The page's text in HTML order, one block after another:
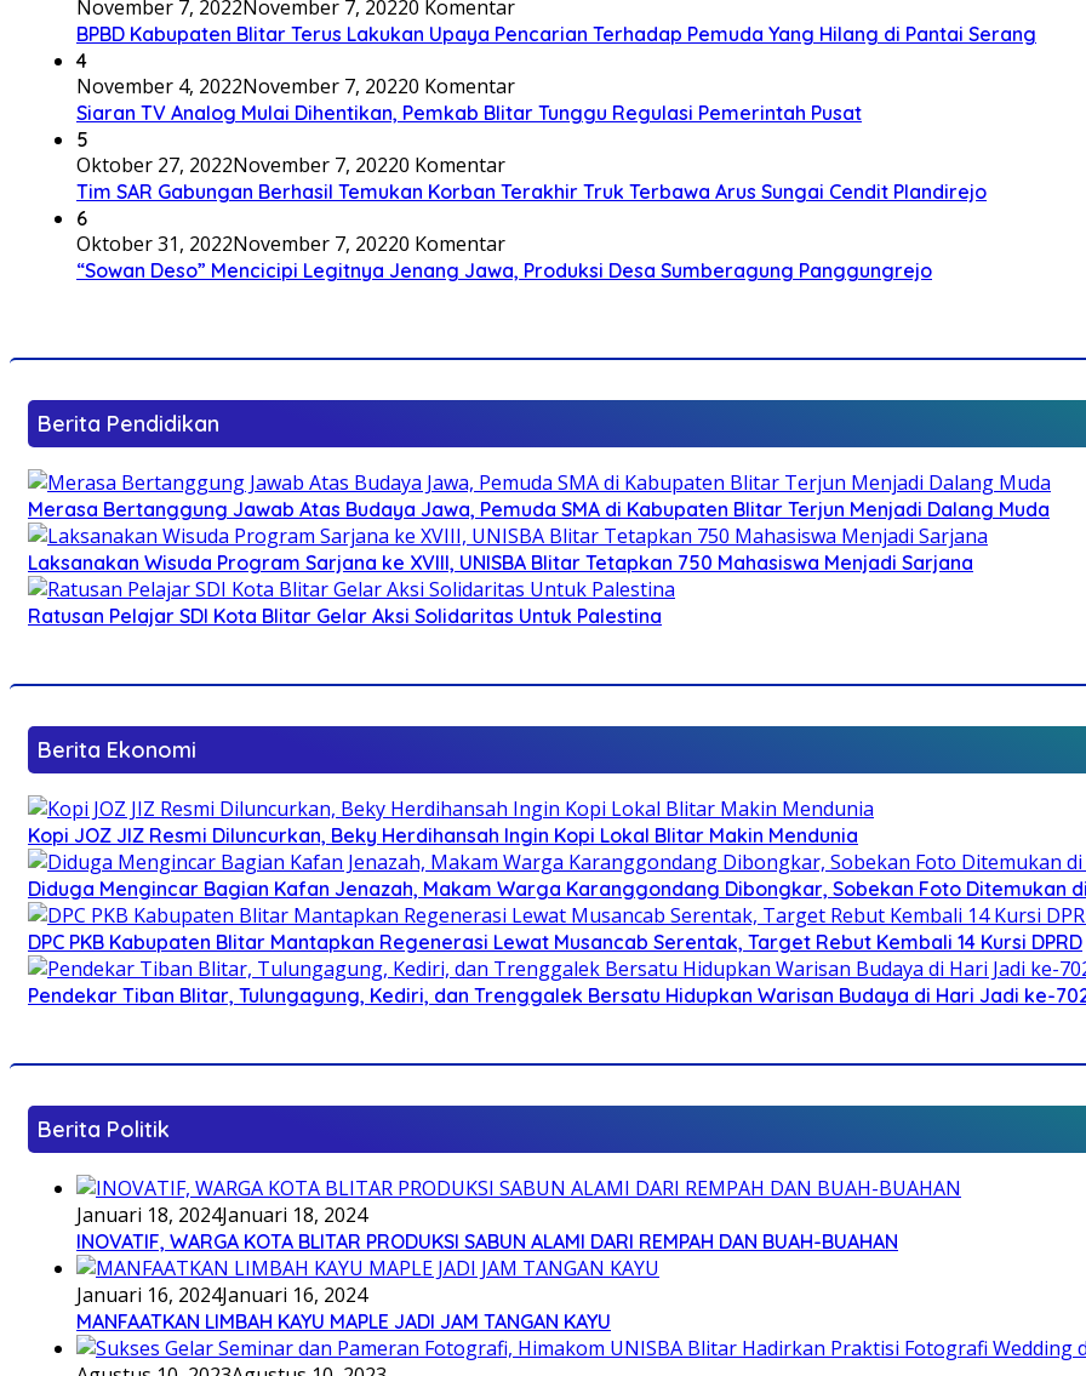
November 7, 2022November 7, 20220 Komentar
BPBD Kabupaten Blitar Terus Lakukan Upaya Pencarian Terhadap Pemuda Yang Hilang di Pantai Serang
4
November 4, 2022November 7, 20220 Komentar
Siaran TV Analog Mulai Dihentikan, Pemkab Blitar Tunggu Regulasi Pemerintah Pusat
5
Oktober 27, 2022November 7, 20220 Komentar
Tim SAR Gabungan Berhasil Temukan Korban Terakhir Truk Terbawa Arus Sungai Cendit Plandirejo
6
Oktober 31, 2022November 7, 20220 Komentar
“Sowan Deso” Mencicipi Legitnya Jenang Jawa, Produksi Desa Sumberagung Panggungrejo
Berita Pendidikan
Merasa Bertanggung Jawab Atas Budaya Jawa, Pemuda SMA di Kabupaten Blitar Terjun Menjadi Dalang Muda
Laksanakan Wisuda Program Sarjana ke XVIII, UNISBA Blitar Tetapkan 750 Mahasiswa Menjadi Sarjana
Ratusan Pelajar SDI Kota Blitar Gelar Aksi Solidaritas Untuk Palestina
Berita Ekonomi
Kopi JOZ JIZ Resmi Diluncurkan, Beky Herdihansah Ingin Kopi Lokal Blitar Makin Mendunia
Diduga Mengincar Bagian Kafan Jenazah, Makam Warga Karanggondang Dibongkar, Sobekan Foto Ditemukan
DPC PKB Kabupaten Blitar Mantapkan Regenerasi Lewat Musancab Serentak, Target Rebut Kembali 14 Kursi DPRD
Pendekar Tiban Blitar, Tulungagung, Kediri, dan Trenggalek Bersatu Hidupkan Warisan Budaya di Hari Jadi ke-
Berita Politik
Januari 18, 2024Januari 18, 2024
INOVATIF, WARGA KOTA BLITAR PRODUKSI SABUN ALAMI DARI REMPAH DAN BUAH-BUAHAN
Januari 16, 2024Januari 16, 2024
MANFAATKAN LIMBAH KAYU MAPLE JADI JAM TANGAN KAYU